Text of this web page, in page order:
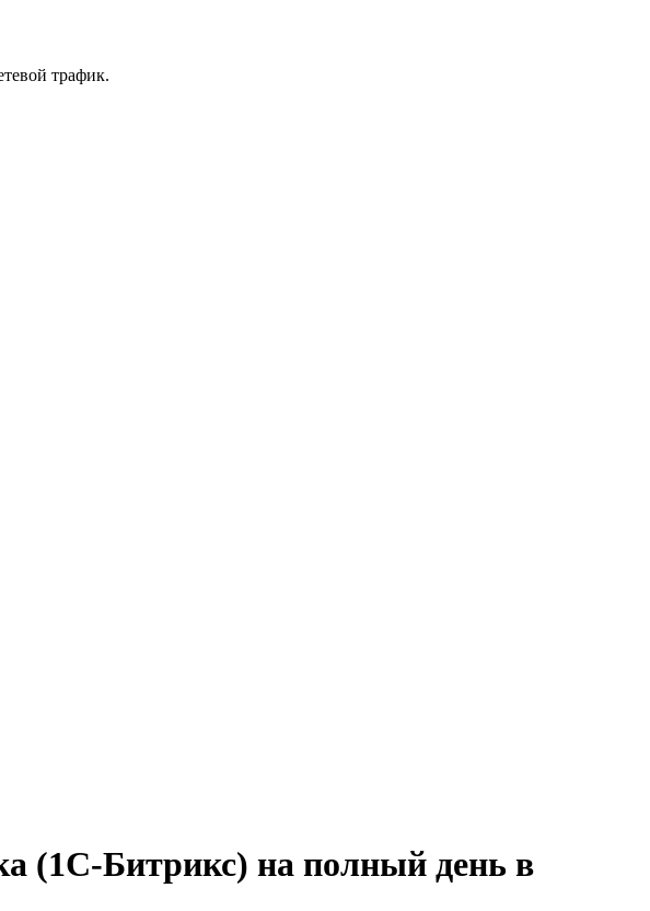
трафик.
(1С-Битрикс) на полный день в